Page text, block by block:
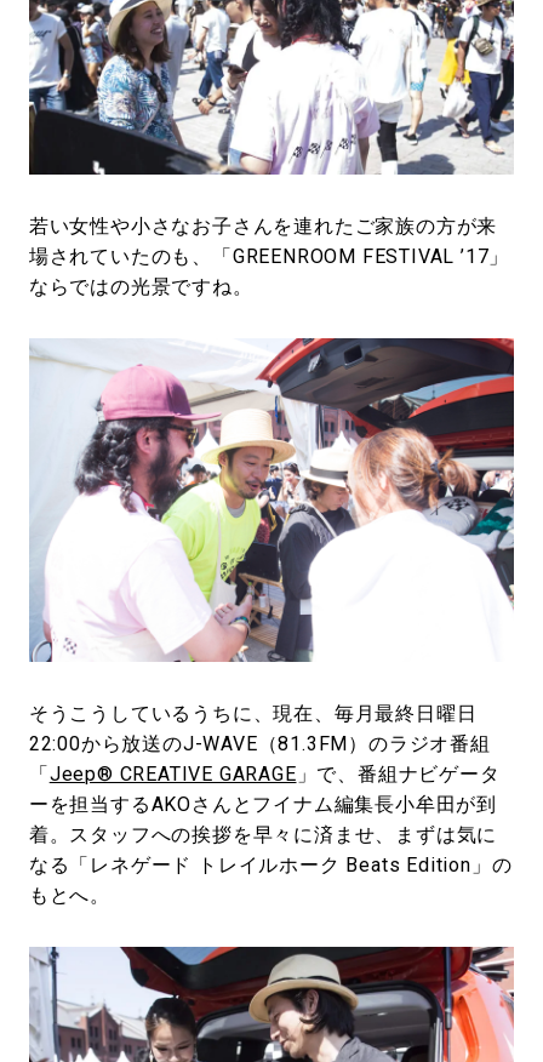
若い女性や小さなお子さんを連れたご家族の方が来
場されていたのも、「GREENROOM FESTIVAL ’17」
ならではの光景ですね。
そうこうしているうちに、現在、毎月最終日曜日
22:00から放送のJ-WAVE（81.3FM）のラジオ番組
「Jeep® CREATIVE GARAGE 」で、番組ナビゲータ
ーを担当するAKOさんとフイナム編集長小牟田が到
着。スタッフへの挨拶を早々に済ませ、まずは気に
なる「レネゲード トレイルホーク Beats Edition」の
もとへ。